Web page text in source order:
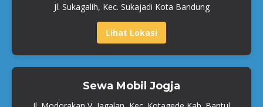
Jl. Sukagalih, Kec. Sukajadi Kota Bandung
Lihat Lokasi
Sewa Mobil Jogja